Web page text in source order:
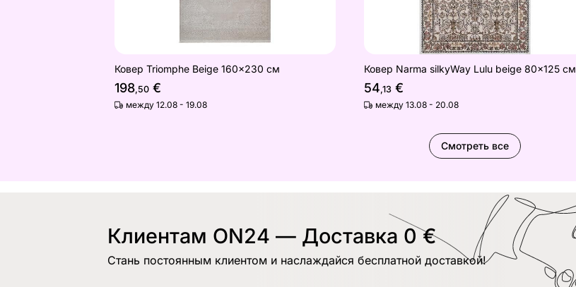
Ковер Triomphe Beige 160x230 см
198,50 €
между 12.08 - 19.08
Ковер Narma silkyWay Lulu beige 80x125 см
54,13 €
между 13.08 - 20.08
Смотреть все
Клиентам ON24 — Доставка 0 €
Стань постоянным клиентом и наслаждайся бесплатной доставкой!